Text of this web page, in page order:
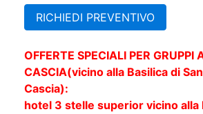
RICHIEDI PREVENTIVO
OFFERTE SPECIALI PER GRUPPI
CASCIA(vicino alla Basilica di
Cascia):
hotel 3 stelle superior vicino alla